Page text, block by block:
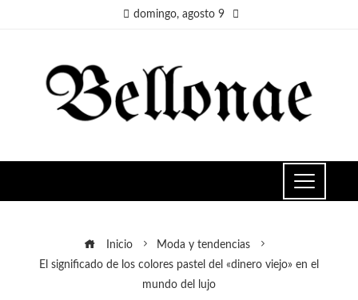
domingo, agosto 9
Inicio
Moda y tendencias
El significado de los colores pastel del «dinero viejo» en el
mundo del lujo